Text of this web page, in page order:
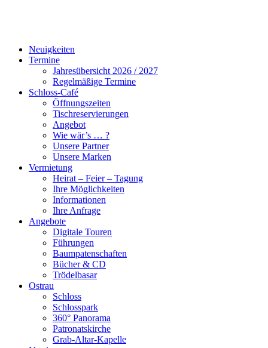
Neuigkeiten
Termine
Jahresübersicht 2026 / 2027
Regelmäßige Termine
Schloss-Café
Öffnungszeiten
Tischreservierungen
Angebot
Wie wär’s … ?
Unsere Partner
Unsere Marken
Vermietung
Heirat – Feier – Tagung
Ihre Möglichkeiten
Informationen
Ihre Anfrage
Angebote
Digitale Touren
Führungen
Baumpatenschaften
Bücher & CD
Trödelbasar
Ostrau
Schloss
Schlosspark
360° Panorama
Patronatskirche
Grab-Altar-Kapelle